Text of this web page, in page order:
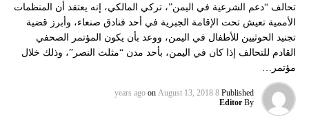
تحالف “دعم الشرعية في اليمن”، تركي المالكي، إنه يعتقد أن المنظمات
الأممية تعيش تحت الإقامة الجبرية في أحد فنادق صنعاء، وأبرز قضية
تجنيد الحوثيين للأطفال في اليمن، ووعد بأن يكون المؤتمر الصحفي
القادم للتحالف إذا كان في اليمن، بأحد مدن “مثلث النصر”، وذلك خلال
مؤتمر…
Published
8 years ago
on August 13, 2018
By
Editor